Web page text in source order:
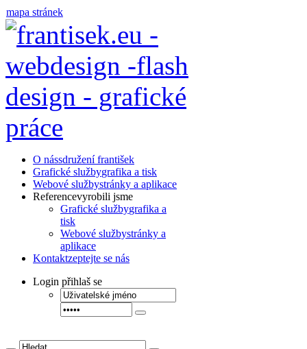
mapa stránek
O nássdružení františek
Grafické službygrafika a tisk
Webové službystránky a aplikace
Referencevyrobili jsme
Grafické službygrafika a
tisk
Webové službystránky a
aplikace
Kontaktzeptejte se nás
Login přihlaš se